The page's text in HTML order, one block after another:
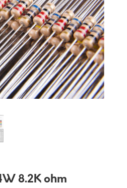
8.2K ohm